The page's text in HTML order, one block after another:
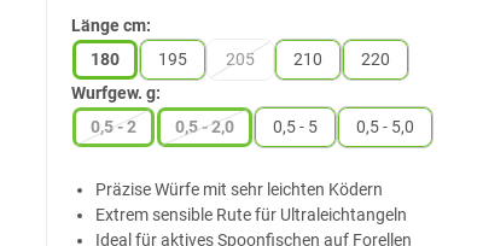
Länge cm:
180
195 205 210
220
Wurfgew. g:
0,5 - 2
0,5 - 2,0 0,5 - 5 0,5 - 5,0
Präzise Würfe mit sehr leichten Ködern
Extrem sensible Rute für Ultraleichtangeln
Ideal für aktives Spoonfischen auf Forellen